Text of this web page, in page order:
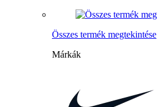
Összes termék megtekintése
Márkák